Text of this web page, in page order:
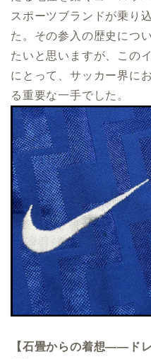
スポーツブランドが乗り
た。その参入の歴史につ
たいと思いますが、この
にとって、サッカー界に
る重要な一手でした。
【石畳からの着想——ド